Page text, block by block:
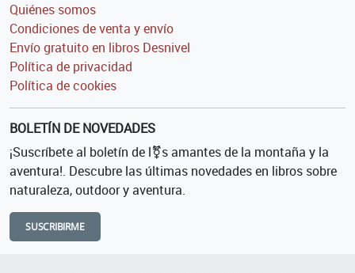
Quiénes somos
Condiciones de venta y envío
Envío gratuito en libros Desnivel
Política de privacidad
Política de cookies
BOLETÍN DE NOVEDADES
¡Suscríbete al boletín de l⚧s amantes de la montaña y la
aventura!. Descubre las últimas novedades en libros sobre
naturaleza, outdoor y aventura.
SUSCRIBIRME